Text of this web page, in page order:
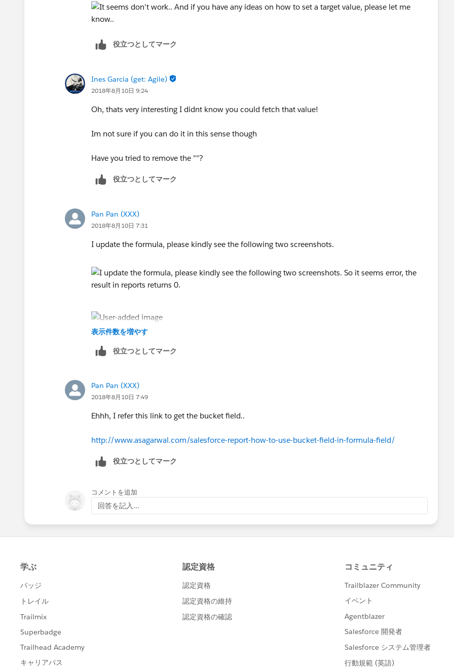
役立つとしてマーク
Ines Garcia (get: Agile)
2018年8月10日 9:24
Oh, thats very interesting I didnt know you could fetch that value!
Im not sure if you can do it in this sense though
Have you tried to remove the ""?
役立つとしてマーク
Pan Pan (XXX)
2018年8月10日 7:31
I update the formula, please kindly see the following two screenshots.
So it seems error, the result in reports returns 0.
表示件数を増やす
役立つとしてマーク
Pan Pan (XXX)
2018年8月10日 7:49
Ehhh, I refer this link to get the bucket field..
http://www.asagarwal.com/salesforce-report-how-to-use-bucket-field-in-formula-field/
役立つとしてマーク
コメントを追加
回答を記入...